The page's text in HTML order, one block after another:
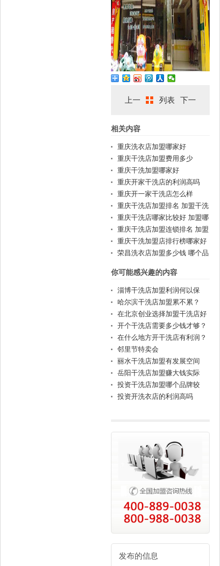
上一
篇
列表 下一
相关内容
重庆洗衣店加盟哪家好
重庆干洗店加盟费用多少
重庆干洗加盟哪家好
重庆开家干洗店的利润高吗
重庆开一家干洗店怎么样
重庆干洗店加盟排名 加盟干洗
店一般费用
重庆干洗店哪家比较好 加盟哪
家好
重庆干洗店加盟连锁排名 加盟
赚钱吗
重庆干洗加盟店排行榜哪家好
荣昌洗衣店加盟多少钱 哪个品
你可能感兴趣的内容
淄博干洗店加盟利润何以保
证？
哈尔滨干洗店加盟累不累？
在北京创业选择加盟干洗店好
不好？
开个干洗店需要多少钱才够？
在什么地方开干洗店有利润？
邻里节特卖会
丽水干洗店加盟有发展空间
吗？
岳阳干洗店加盟赚大钱实际
吗？
投资干洗店加盟哪个品牌较
好？
投资开洗衣店的利润高吗
发布的信息